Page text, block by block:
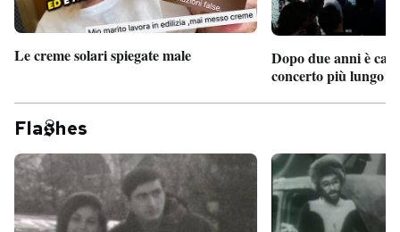
Le creme solari spiegate male
Dopo due anni è
concerto più lungo
Fla hes